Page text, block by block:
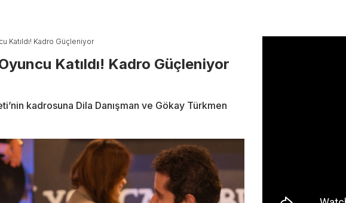
Katıldı! Kadro Güçleniyor
Katıldı! Kadro Güçleniyor
kadrosuna Dila Danışman ve Gökay Türkmen